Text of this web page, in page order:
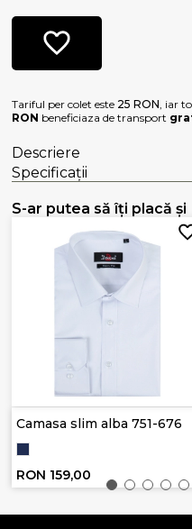
Tariful per colet este 25 RON, iar
RON beneficiaza de transport
Descriere
Specificații
S-ar putea să îți placă și
Camasa slim alba 751-676
RON 159,00